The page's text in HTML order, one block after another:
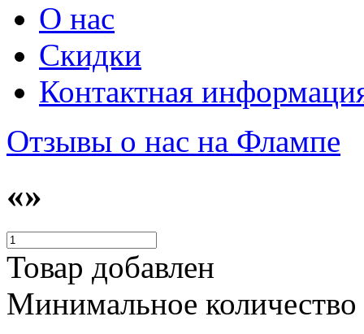
О нас
Скидки
Контактная
Отзывы о нас на Флампе
«»
Товар добавлен
Минимальное